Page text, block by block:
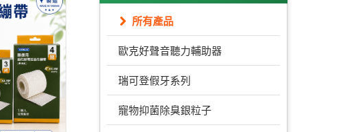
所有產品
歐克好聲音聽力輔助器
瑞可登假牙系列
寵物抑菌除臭銀粒子